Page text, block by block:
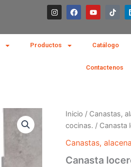
I
n
s
a
g
F
a
c
b
Y
o
u
u
b
T
i
o
k
Productos Catálogo
Contactenos
Inicio / Canastas,
cocinas. / Canasta
Canastas,
Canasta